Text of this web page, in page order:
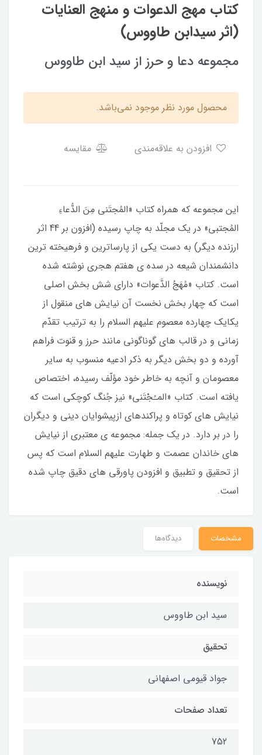
کتاب مهج الدعوات و منهج العنایات
(اثر سیدابن طاووس)
مجموعه دعا و حرز از سید ابن طاووس
محصول مورد نظر موجود نمی‌باشد.
مقایسه
اين مجموعه كه هم‏راه كتاب «المُجتَنى مِنَ الدُّعاءِ
المُجتبى» در يك مجلّد به‏ چاپ رسيده (افزون بر 44 اثر
ارزنده‏ ديگر) به دست يكى از پارساترين و فرهيخته‏ ترين
دانشمندان شيعه در سده‏ ى هفتم هجرى نوشته شده
است. كتاب «مُهَجُ الدَّعوات» داراى شش بخش اصلى
است كه چهار بخش نخست آن نيايش‏ هاى منقول از
يكايك چهارده معصوم عليهم‏ السلام را به ترتيب تقدّم
زمانى و در قالب‏ هاى گوناگونى مانند حرز و قنوت فراهم
آورده و دو بخش ديگر به ذكر ادعيه‏ منسوب به ساير
معصومان و آن‏چه به خاطر خود مؤلّف رسيده، اختصاص
يافته است. كتاب «المـُجْتَنى» نيز جُنگ كوچكى است كه
نيايش‏ هاى كوتاه و پراكنده‏اى ازپيشوايان دينى و ديگران
را در بر دارد. در يک جمله: مجموعه‏ ى معتبرى از نيايش‏
هاى خاندان عصمت و طهارت عليهم‏ السلام است كه پس
از تحقيق و تطبيق و افزودن پاورقى‏ هاى دقيق چاپ شده
است.
مشخصات دیدگاه‌ها
نويسنده
سيد ابن طاووس
تحقيق
جواد قيومي اصفهاني
تعداد صفحات
752